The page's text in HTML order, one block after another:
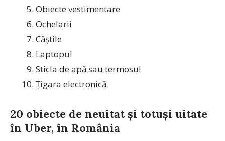
Obiecte vestimentare
Ochelarii
Căștile
Laptopul
Sticla de apă sau termosul
Țigara electronică
20 obiecte de neuitat și totuși uitate
în Uber, în România